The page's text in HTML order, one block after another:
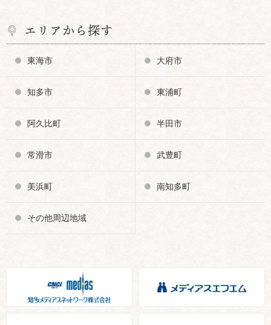
エリアから探す
東海市 大府市
知多市 東浦町
阿久比町 半田市
常滑市 武豊町
美浜町 南知多町
その他周辺地域